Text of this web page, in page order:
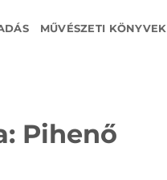
MŰVÉSZETI KÖNYVEK
Pihenő